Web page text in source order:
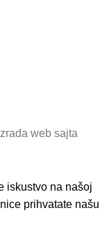
web sajta
iskustvo na našoj
prihvatate našu